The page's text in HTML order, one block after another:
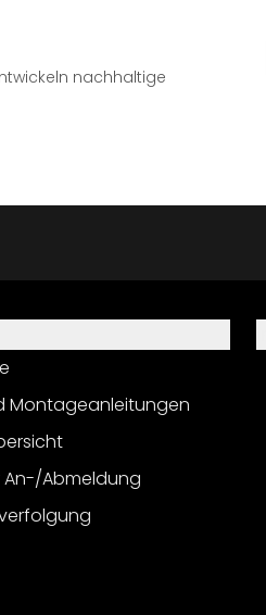
nachhaltige
Montageanleitungen
An-/Abmeldung